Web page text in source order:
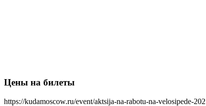
Цены на билеты
https://kudamoscow.ru/event/aktsija-na-rabotu-na-velosipede-